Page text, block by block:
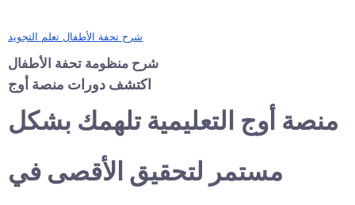
شرح تحفة الأطفال تعلم التجويد
شرح منظومة تحفة الأطفال
اكتشف دورات منصة أوج
منصة أوج التعليمية تلهمك بشكل
مستمر لتحقيق الأقصى في